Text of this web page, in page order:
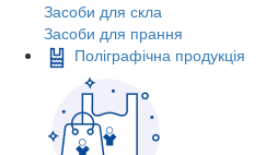
Засоби для скла
Засоби для прання
Поліграфічна продукція